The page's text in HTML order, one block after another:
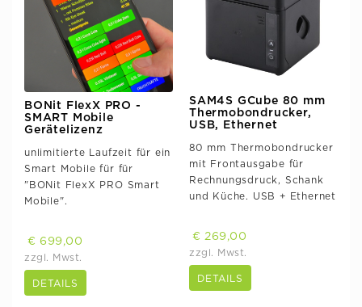
BONit FlexX PRO -
SMART Mobile
Gerätelizenz
unlimitierte Laufzeit für ein
Smart Mobile für für
"BONit FlexX PRO Smart
Mobile".
€ 699,00
zzgl. Mwst.
DETAILS
SAM4S GCube 80 mm
Thermobondrucker,
USB, Ethernet
80 mm Thermobondrucker
mit Frontausgabe für
Rechnungsdruck, Schank
und Küche. USB + Ethernet
€ 269,00
zzgl. Mwst.
DETAILS